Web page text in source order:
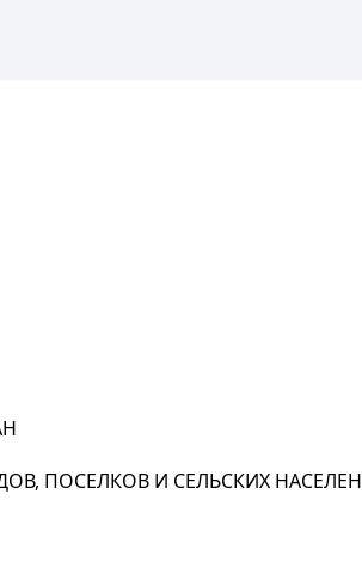
ПОСЕЛКОВ И СЕЛЬСКИХ